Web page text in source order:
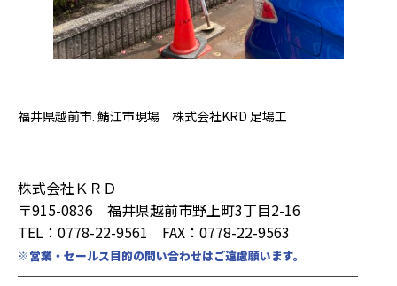
福井県越前市. 鯖江市現場 株式会社KRD 足場工
────────────────────────
株式会社ＫＲＤ
〒915-0836 福井県越前市野上町3丁目2-16
TEL：0778-22-9561 FAX：0778-22-9563
※営業・セールス目的の問い合わせはご遠慮願います。
────────────────────────